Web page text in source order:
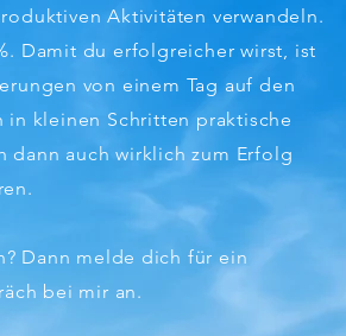
Aktivitäten verwandeln.
Damit du erfolgreicher wirst, ist
von einem Tag auf den
in kleinen Schritten praktische
dann auch wirklich zum Erfolg
Dann melde dich für ein
bei mir an.